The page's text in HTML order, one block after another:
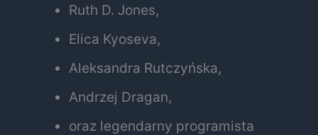
Ruth D. Jones,
Elica Kyoseva,
Aleksandra Rutczyńska,
Andrzej Dragan,
oraz legendarny programista